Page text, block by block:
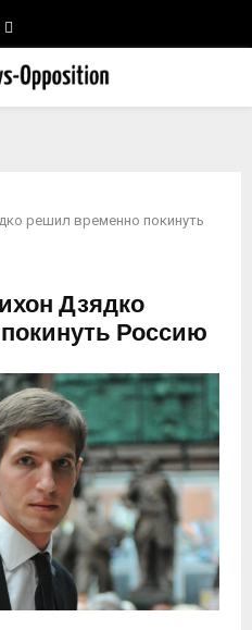
решил временно покинуть
Дзядко
Россию